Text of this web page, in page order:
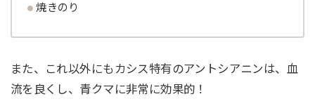
焼きのり
また、これ以外にもカシス特有のアントシアニンは、血
流を良くし、青クマに非常に効果的！